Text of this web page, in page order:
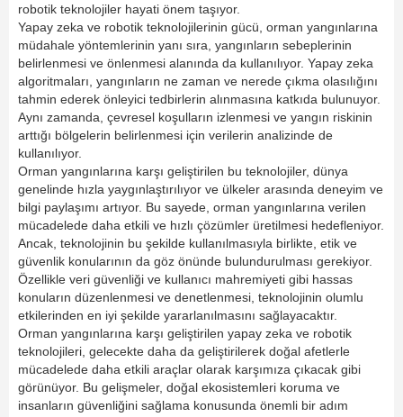
robotik teknolojiler hayati önem taşıyor.
Yapay zeka ve robotik teknolojilerinin gücü, orman yangınlarına
müdahale yöntemlerinin yanı sıra, yangınların sebeplerinin
belirlenmesi ve önlenmesi alanında da kullanılıyor. Yapay zeka
algoritmaları, yangınların ne zaman ve nerede çıkma olasılığını
tahmin ederek önleyici tedbirlerin alınmasına katkıda bulunuyor.
Aynı zamanda, çevresel koşulların izlenmesi ve yangın riskinin
arttığı bölgelerin belirlenmesi için verilerin analizinde de
kullanılıyor.
Orman yangınlarına karşı geliştirilen bu teknolojiler, dünya
genelinde hızla yaygınlaştırılıyor ve ülkeler arasında deneyim ve
bilgi paylaşımı artıyor. Bu sayede, orman yangınlarına verilen
mücadelede daha etkili ve hızlı çözümler üretilmesi hedefleniyor.
Ancak, teknolojinin bu şekilde kullanılmasıyla birlikte, etik ve
güvenlik konularının da göz önünde bulundurulması gerekiyor.
Özellikle veri güvenliği ve kullanıcı mahremiyeti gibi hassas
konuların düzenlenmesi ve denetlenmesi, teknolojinin olumlu
etkilerinden en iyi şekilde yararlanılmasını sağlayacaktır.
Orman yangınlarına karşı geliştirilen yapay zeka ve robotik
teknolojileri, gelecekte daha da geliştirilerek doğal afetlerle
mücadelede daha etkili araçlar olarak karşımıza çıkacak gibi
görünüyor. Bu gelişmeler, doğal ekosistemleri koruma ve
insanların güvenliğini sağlama konusunda önemli bir adım